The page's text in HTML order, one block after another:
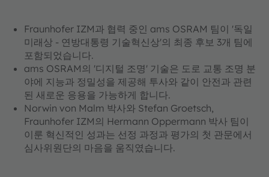
Fraunhofer IZM과 협력 중인 ams OSRAM 팀이 '독일
미래상 - 연방대통령 기술혁신상'의 최종 후보 3개 팀에
포함되었습니다.
ams OSRAM의 '디지털 조명' 기술은 도로 교통 조명 분
야에 지능과 정밀성을 제공해 투사와 같이 안전과 관련
된 새로운 응용을 가능하게 합니다.
Norwin von Malm 박사와 Stefan Groetsch,
Fraunhofer IZM의 Hermann Oppermann 박사 팀이
이룬 혁신적인 성과는 선정 과정과 평가의 첫 관문에서
심사위원단의 마음을 움직였습니다.